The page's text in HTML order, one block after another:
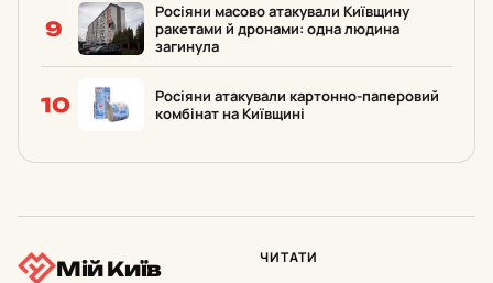
9
Росіяни масово атакували Київщину
ракетами й дронами: одна людина
загинула
10
Росіяни атакували картонно-паперовий
комбінат на Київщині
Мій Київ ЧИТАТИ